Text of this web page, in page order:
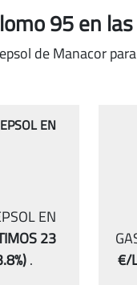
95en
de Manacor
EN
EN
23
.
€/